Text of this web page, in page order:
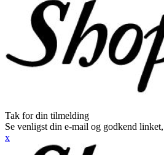
Tak for din tilmelding
Se venligst din e-mail og godkend
x